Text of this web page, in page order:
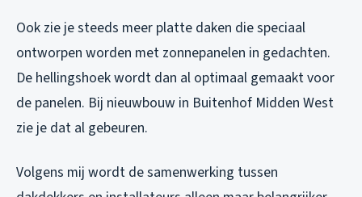
Ook zie je steeds meer platte daken die speciaal
ontworpen worden met zonnepanelen in gedachten.
De hellingshoek wordt dan al optimaal gemaakt voor
de panelen. Bij nieuwbouw in Buitenhof Midden West
zie je dat al gebeuren.
Volgens mij wordt de samenwerking tussen